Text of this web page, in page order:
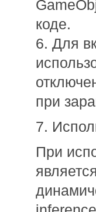
коде.
6. Для
при
7.
При